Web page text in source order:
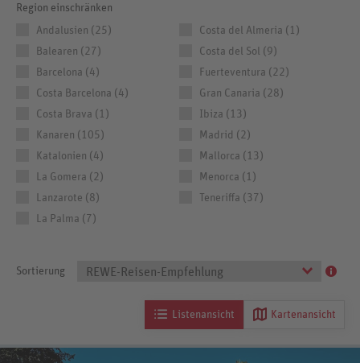
Region einschränken
Andalusien (25)
Balearen (27)
Barcelona (4)
Costa Barcelona (4)
Costa Brava (1)
Costa del Almeria (1)
Costa del Sol (9)
Fuerteventura (22)
Gran Canaria (28)
Ibiza (13)
Kanaren (105)
Katalonien (4)
La Gomera (2)
Lanzarote (8)
La Palma (7)
Madrid (2)
Mallorca (13)
Menorca (1)
Teneriffa (37)
Sortierung REWE-Reisen-Empfehlung
Listenansicht Kartenansicht